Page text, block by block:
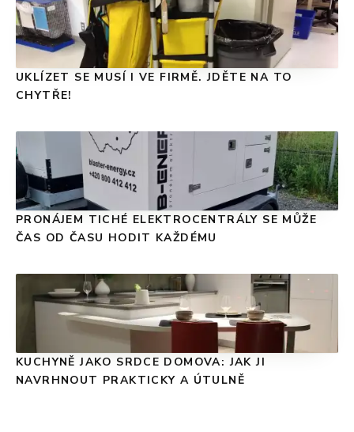
UKLÍZET SE MUSÍ I VE FIRMĚ. JDĚTE NA TO
CHYTŘE!
PRONÁJEM TICHÉ ELEKTROCENTRÁLY SE MŮŽE
ČAS OD ČASU HODIT KAŽDÉMU
KUCHYNĚ JAKO SRDCE DOMOVA: JAK JI
NAVRHNOUT PRAKTICKY A ÚTULNĚ